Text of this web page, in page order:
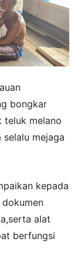
bongkar
teluk melano
mejaga
kepada
alat
berfungsi